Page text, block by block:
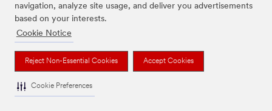
navigation, analyze site usage, and deliver you advertisements
based on your interests.
Cookie Notice
Reject Non-Essential Cookies Accept Cookies
Cookie Preferences